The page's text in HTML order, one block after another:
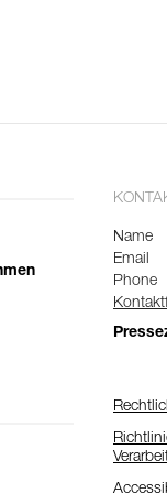
Name
Email
Phone